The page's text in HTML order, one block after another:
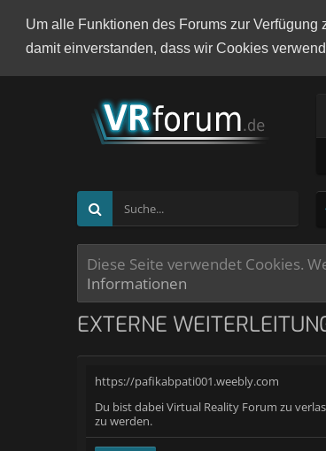
Um alle Funktionen des Forums zur
damit einverstanden, dass wir Cookies
Diese Seite verwendet Cookies.
Informationen
EXTERNE
https://pafikabpati001.weebly.com
Du bist dabei Virtual Reality Forum zu
zu werden.